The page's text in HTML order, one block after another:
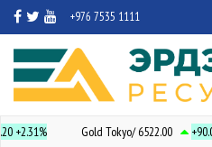
+976 7535 1111
+2.31% Gold Tokyo/ 6522.00